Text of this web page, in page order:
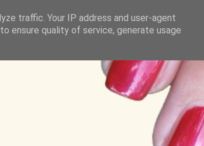
traffic. Your IP address and user-agent
ensure quality of service, generate usage